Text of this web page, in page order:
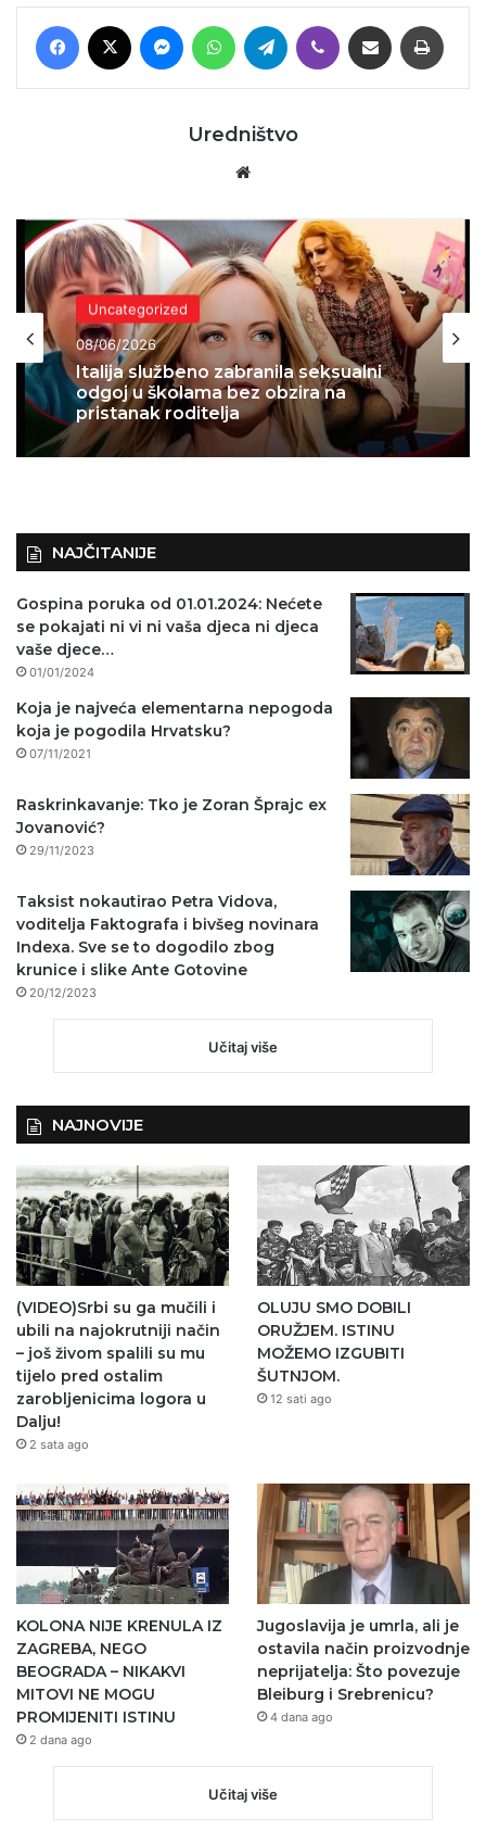
Facebook MessengerWhatsAppTelegram Viber Podijeli putem E-maila
Uredništvo
Uncategorized
08/06/2026
Italija službeno zabranila seksualni
odgoj u školama bez obzira na
pristanak roditelja
NAJČITANIJE
Gospina poruka od 01.01.2024: Nećete
se pokajati ni vi ni vaša djeca ni djeca
vaše djece…
01/01/2024
Koja je najveća elementarna nepogoda
koja je pogodila Hrvatsku?
07/11/2021
Raskrinkavanje: Tko je Zoran Šprajc ex
Jovanović?
29/11/2023
Taksist nokautirao Petra Vidova,
voditelja Faktografa i bivšeg novinara
Indexa. Sve se to dogodilo zbog
krunice i slike Ante Gotovine
20/12/2023
Učitaj više
NAJNOVIJE
(VIDEO)Srbi su ga mučili i
ubili na najokrutniji način
– još živom spalili su mu
tijelo pred ostalim
zarobljenicima logora u
Dalju!
2 sata ago
OLUJU SMO DOBILI
ORUŽJEM. ISTINU
MOŽEMO IZGUBITI
ŠUTNJOM.
12 sati ago
KOLONA NIJE KRENULA IZ
ZAGREBA, NEGO
BEOGRADA – NIKAKVI
MITOVI NE MOGU
PROMIJENITI ISTINU
2 dana ago
Jugoslavija je umrla, ali je
ostavila način proizvodnje
neprijatelja: Što povezuje
Bleiburg i Srebrenicu?
4 dana ago
Učitaj više